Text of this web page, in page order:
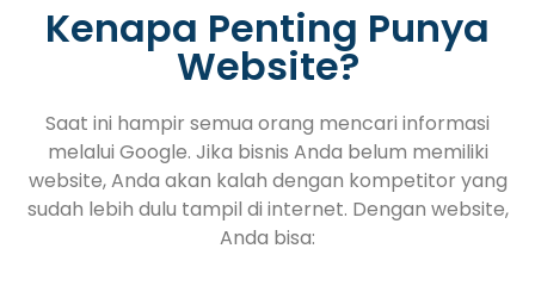
Kenapa Penting Punya
Website?
Saat ini hampir semua orang mencari informasi
melalui Google. Jika bisnis Anda belum memiliki
website, Anda akan kalah dengan kompetitor yang
sudah lebih dulu tampil di internet. Dengan website,
Anda bisa: